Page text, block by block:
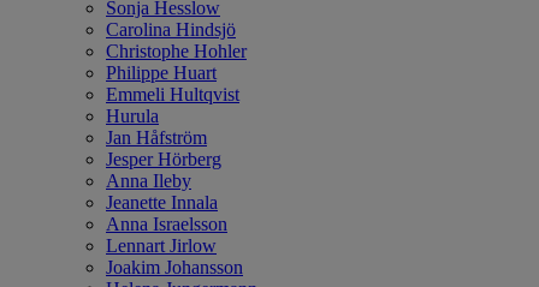
Sonja Hesslow
Carolina Hindsjö
Christophe Hohler
Philippe Huart
Emmeli Hultqvist
Hurula
Jan Håfström
Jesper Hörberg
Anna Ileby
Jeanette Innala
Anna Israelsson
Lennart Jirlow
Joakim Johansson